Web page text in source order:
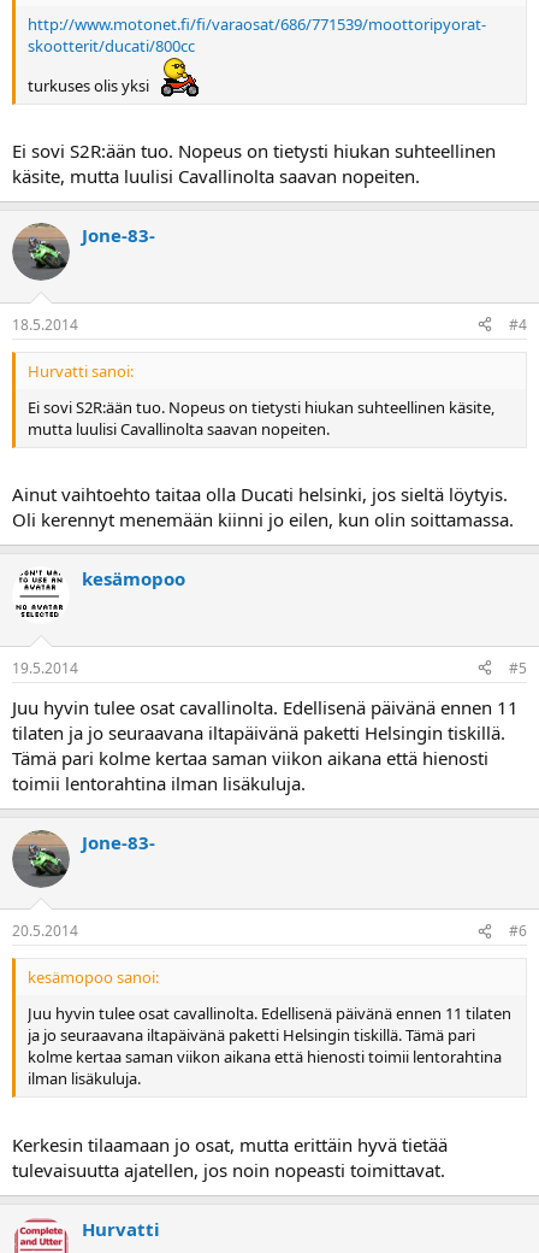
http://www.motonet.fi/fi/varaosat/686/771539/moottoripyorat-
skootterit/ducati/800cc
turkuses olis yksi
Ei sovi S2R:ään tuo. Nopeus on tietysti hiukan suhteellinen
käsite, mutta luulisi Cavallinolta saavan nopeiten.
Jone-83-
18.5.2014 #4
Hurvatti sanoi:
Ei sovi S2R:ään tuo. Nopeus on tietysti hiukan suhteellinen käsite,
mutta luulisi Cavallinolta saavan nopeiten.
Ainut vaihtoehto taitaa olla Ducati helsinki, jos sieltä löytyis.
Oli kerennyt menemään kiinni jo eilen, kun olin soittamassa.
kesämopoo
19.5.2014 #5
Juu hyvin tulee osat cavallinolta. Edellisenä päivänä ennen 11
tilaten ja jo seuraavana iltapäivänä paketti Helsingin tiskillä.
Tämä pari kolme kertaa saman viikon aikana että hienosti
toimii lentorahtina ilman lisäkuluja.
Jone-83-
20.5.2014 #6
kesämopoo sanoi:
Juu hyvin tulee osat cavallinolta. Edellisenä päivänä ennen 11 tilaten
ja jo seuraavana iltapäivänä paketti Helsingin tiskillä. Tämä pari
kolme kertaa saman viikon aikana että hienosti toimii lentorahtina
ilman lisäkuluja.
Kerkesin tilaamaan jo osat, mutta erittäin hyvä tietää
tulevaisuutta ajatellen, jos noin nopeasti toimittavat.
Hurvatti